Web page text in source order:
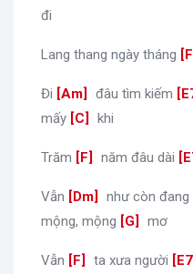
đi
Lang thang ngày tháng [F
Đi [Am đâu tìm kiếm [
mấy [C khi
Trăm [F năm đâu dài [
Vẫn [Dm như còn đang
mộng, mộng [G mơ
Vẫn [F ta xưa người [E7